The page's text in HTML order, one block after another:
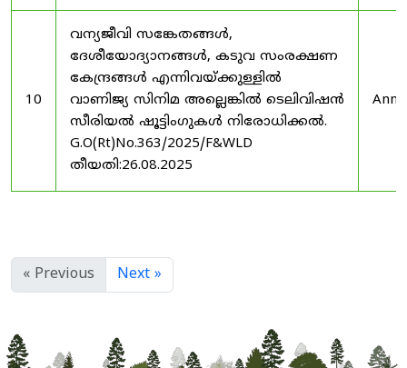
10
വന്യജീവി സങ്കേതങ്ങൾ,
ദേശീയോദ്യാനങ്ങൾ, കടുവ സംരക്ഷണ
കേന്ദ്രങ്ങൾ എന്നിവയ്ക്കുള്ളിൽ
വാണിജ്യ സിനിമ അല്ലെങ്കിൽ ടെലിവിഷൻ
സീരിയൽ ഷൂട്ടിംഗുകൾ നിരോധിക്കൽ.
G.O(Rt)No.363/2025/F&WLD
തീയതി:26.08.2025
« Previous Next »